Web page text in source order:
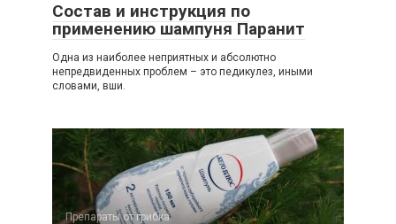
Состав и инструкция по
применению шампуня Паранит
Одна из наиболее неприятных и абсолютно
непредвиденных проблем – это педикулез, иными
словами, вши.
Препараты от грибка